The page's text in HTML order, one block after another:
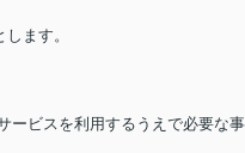
ます。
ービスを利用するうえで必要な事